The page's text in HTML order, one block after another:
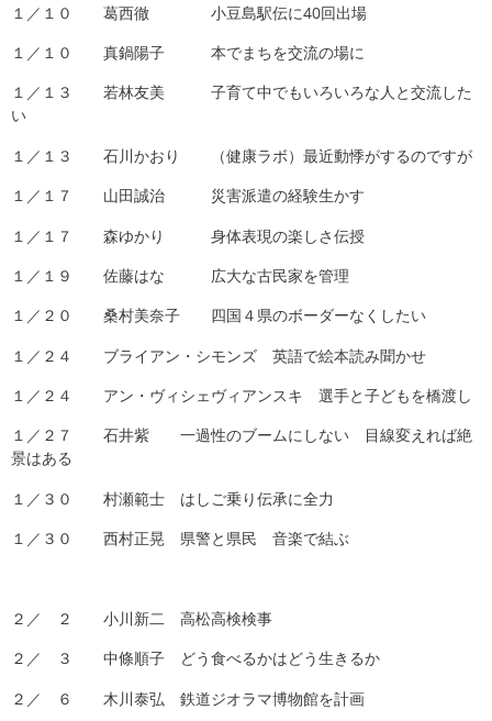
１／１０ 葛西徹 小豆島駅伝に40回出場
１／１０ 真鍋陽子 本でまちを交流の場に
１／１３ 若林友美 子育て中でもいろいろな人と交流した
い
１／１３ 石川かおり （健康ラボ）最近動悸がするのですが
１／１７ 山田誠治 災害派遣の経験生かす
１／１７ 森ゆかり 身体表現の楽しさ伝授
１／１９ 佐藤はな 広大な古民家を管理
１／２０ 桑村美奈子 四国４県のボーダーなくしたい
１／２４ ブライアン・シモンズ 英語で絵本読み聞かせ
１／２４ アン・ヴィシェヴィアンスキ 選手と子どもを橋渡し
１／２７ 石井紫 一過性のブームにしない 目線変えれば絶
景はある
１／３０ 村瀬範士 はしご乗り伝承に全力
１／３０ 西村正晃 県警と県民 音楽で結ぶ
２／ ２ 小川新二 高松高検検事
２／ ３ 中條順子 どう食べるかはどう生きるか
２／ ６ 木川泰弘 鉄道ジオラマ博物館を計画